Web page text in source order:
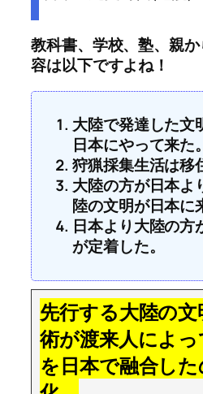
教科書、学校、塾、親
容は以下ですよね！
大陸で発達した文
日本にやって来た。
狩猟採集生活は移
大陸の方が日本よ
陸の文明が日本に
日本より大陸の方
が定着した。
先行する大陸の
術が渡来人によ
を日本で融合し